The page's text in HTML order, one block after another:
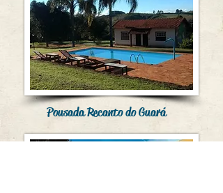
Pousada Recanto do Guará